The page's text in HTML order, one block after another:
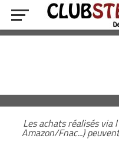
Les achats réalisés via
Amazon/Fnac...)